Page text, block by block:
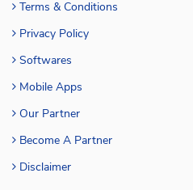
Terms & Conditions
Privacy Policy
Softwares
Mobile Apps
Our Partner
Become A Partner
Disclaimer